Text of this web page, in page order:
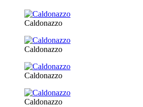
Caldonazzo
Caldonazzo
Caldonazzo
Caldonazzo